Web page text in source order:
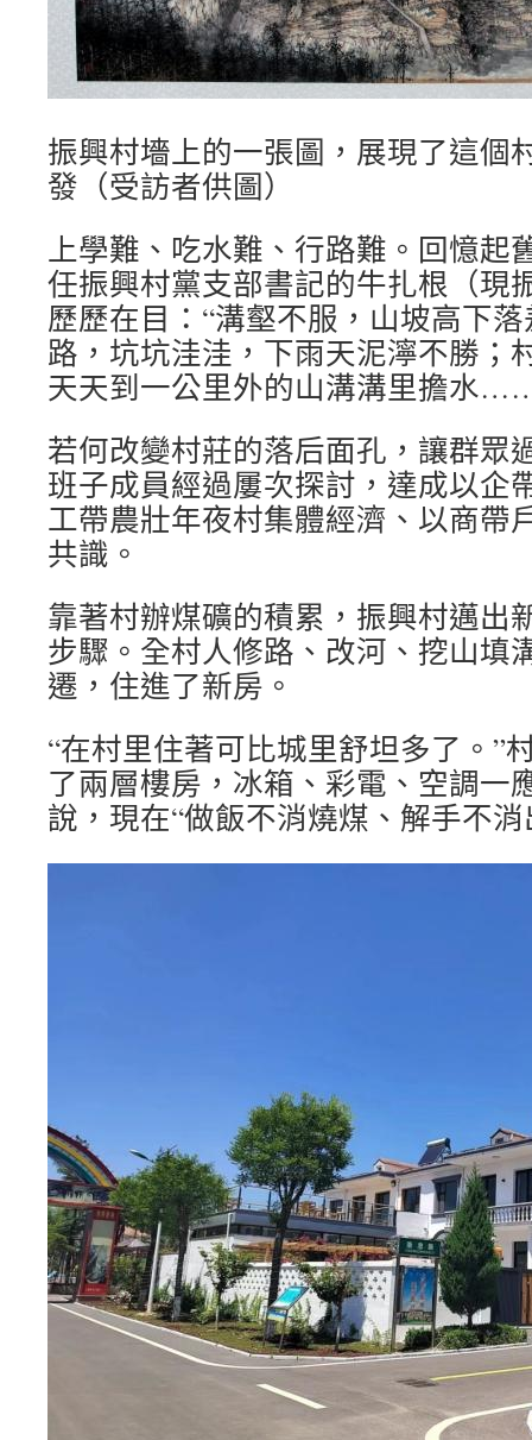
振興村墻上的一張圖，展現了這個
發（受訪者供圖）
上學難、吃水難、行路難。回憶起
任振興村黨支部書記的牛扎根（現
歷歷在目：“溝壑不服，山坡高下
路，坑坑洼洼，下雨天泥濘不勝；
天天到一公里外的山溝溝里擔水
若何改變村莊的落后面孔，讓群眾
班子成員經過屢次探討，達成以企
工帶農壯年夜村集體經濟、以商帶
共識。
靠著村辦煤礦的積累，振興村邁出
步驟。全村人修路、改河、挖山填
遷，住進了新房。
“在村里住著可比城里舒坦多了。”
了兩層樓房，冰箱、彩電、空調一
說，現在“做飯不消燒煤、解手不